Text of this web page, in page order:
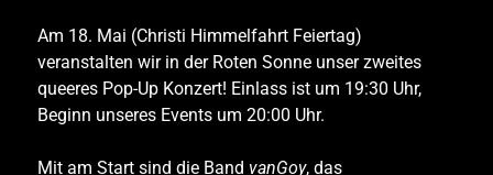
Am 18. Mai (Christi Himmelfahrt Feiertag)
veranstalten wir in der Roten Sonne unser zweites
queeres Pop-Up Konzert! Einlass ist um 19:30 Uhr,
Beginn unseres Events um 20:00 Uhr.
Mit am Start sind die Band vanGoy, das